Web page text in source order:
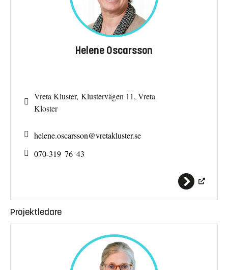
Helene Oscarsson
Vreta Kluster, Klustervägen 11, Vreta
Kloster
helene.oscarsson@vretakluster.se
070-319 76 43
Projektledare